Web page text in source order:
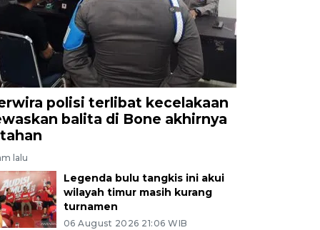
polisi terlibat kecelakaan
balita di Bone akhirnya
lalu
Legenda bulu tangkis ini akui
wilayah timur masih kurang
turnamen
06 August 2026 21:06 WIB